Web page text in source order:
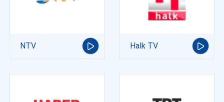
NTV Halk TV